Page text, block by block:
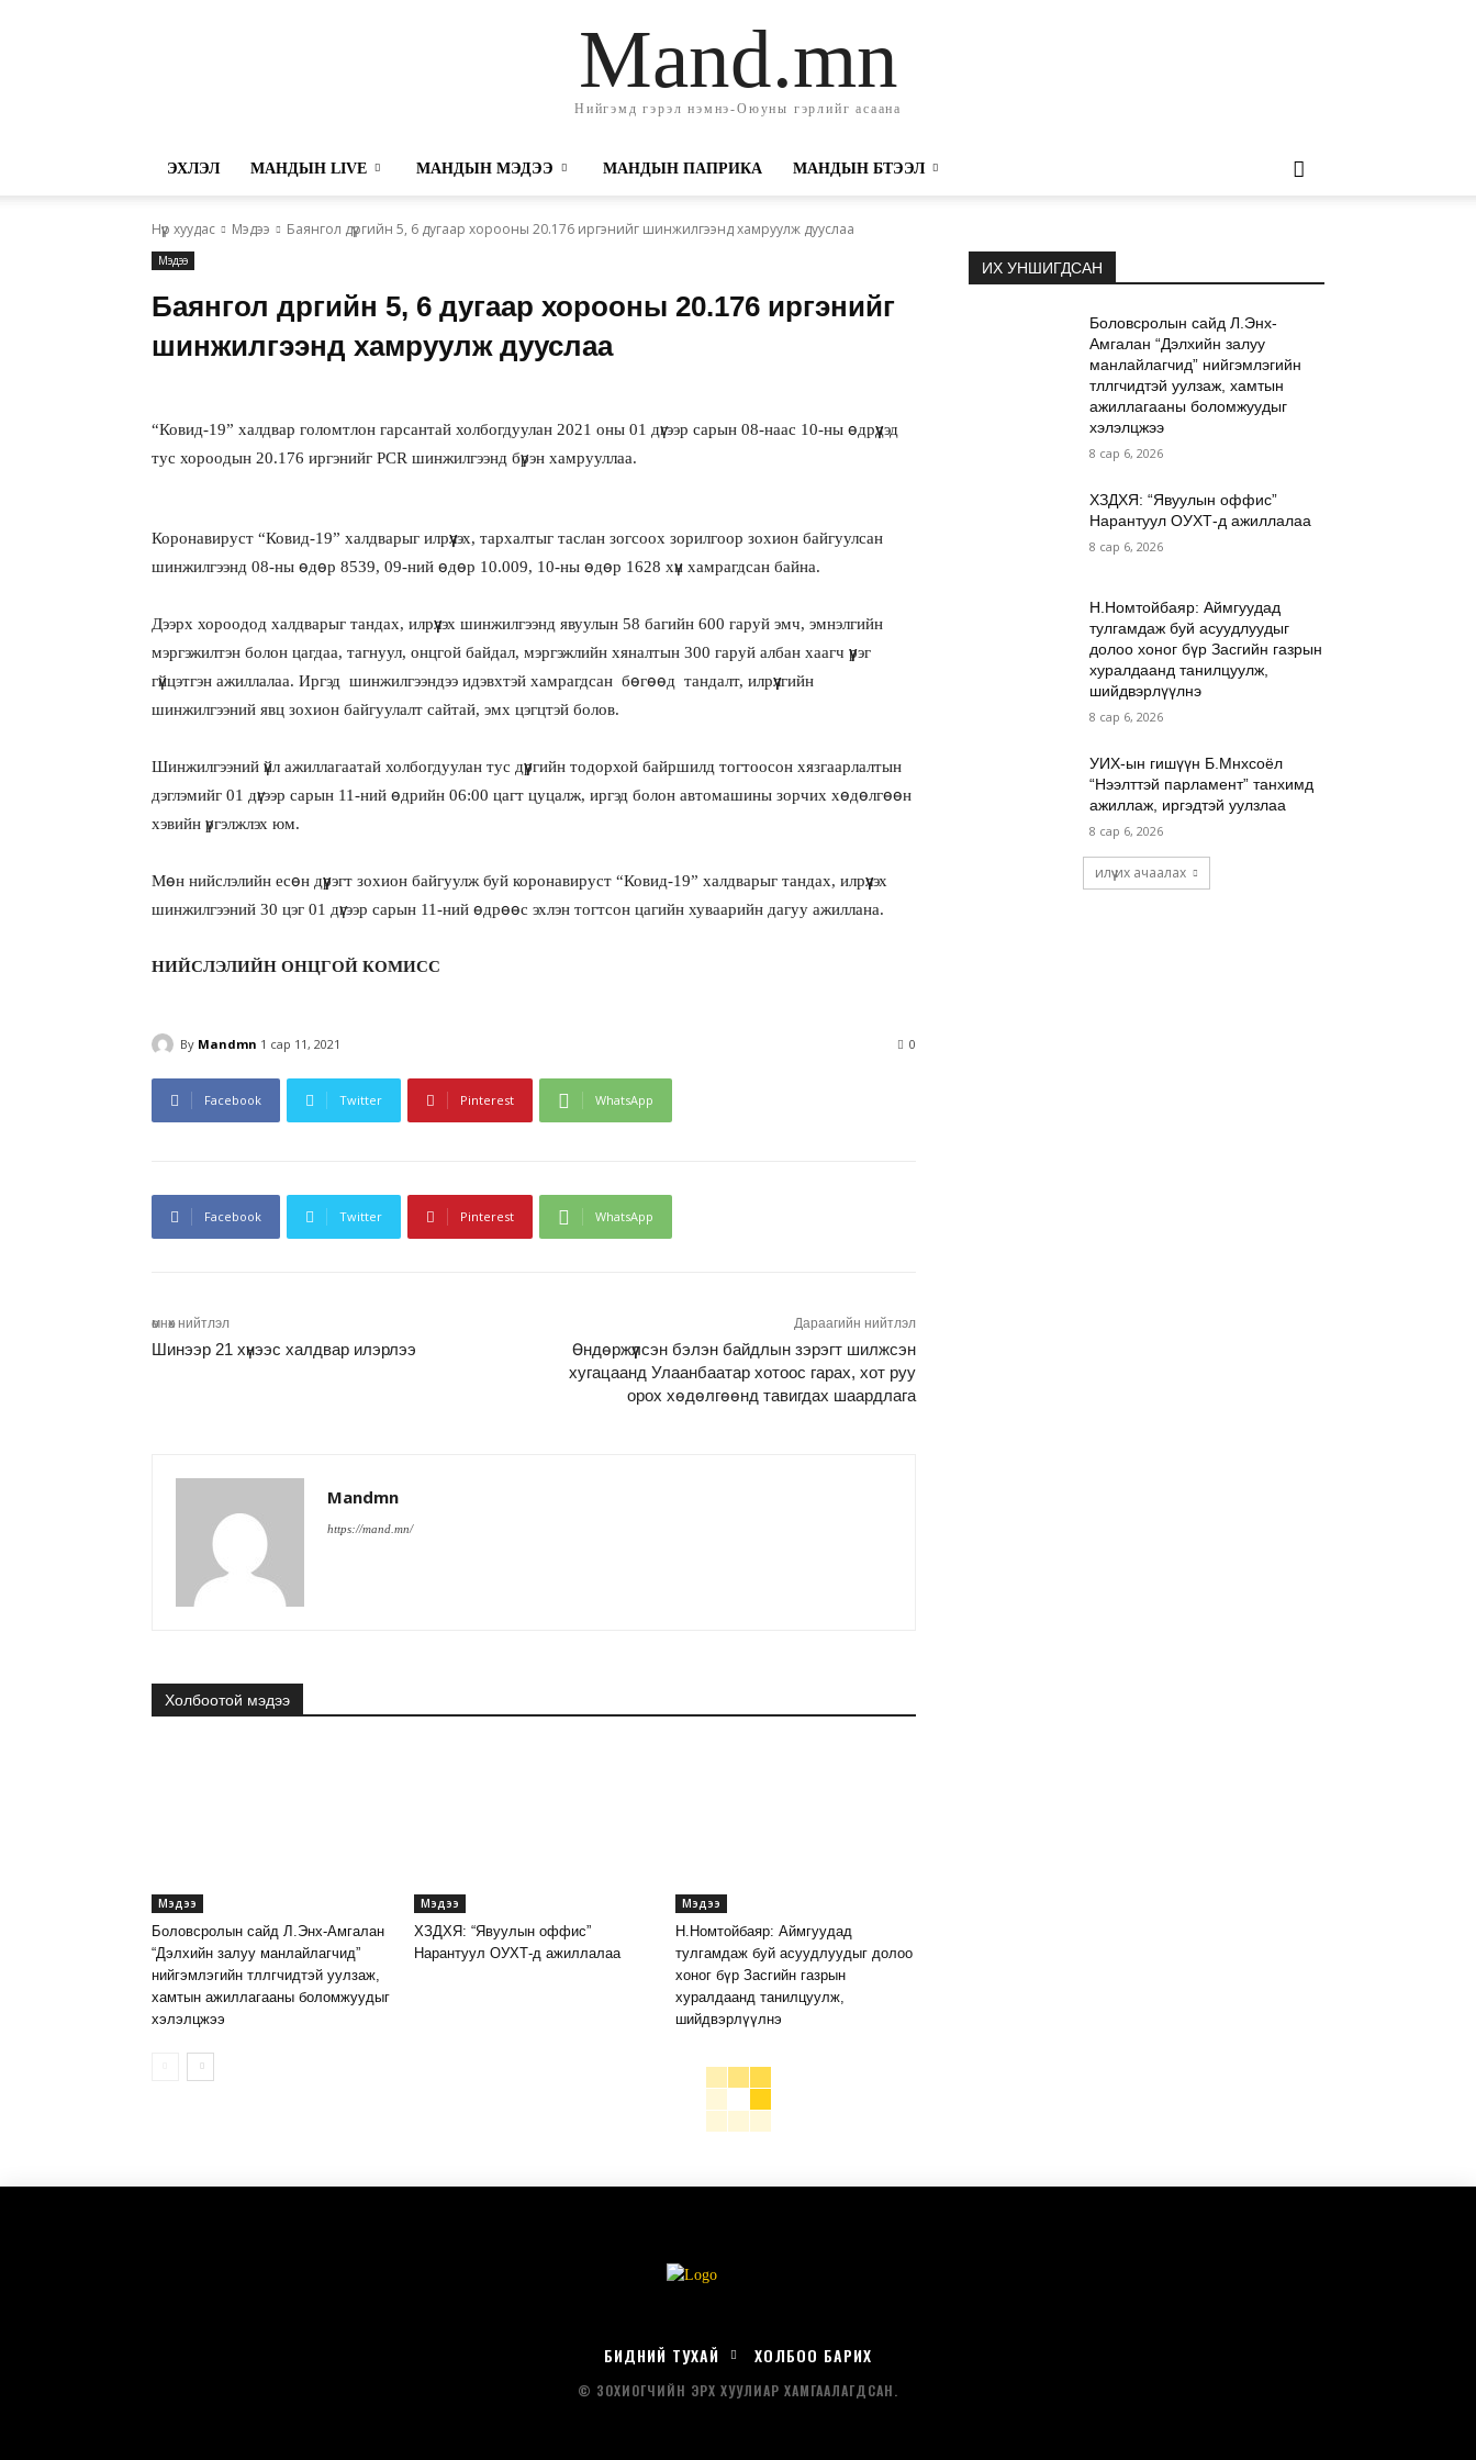
Mand.mn
Нийгэмд гэрэл нэмнэ-Оюуны гэрлийг асаана
ЭХЛЭЛ МАНДЫН LIVE МАНДЫН МЭДЭЭ МАНДЫН ПАПРИКА МАНДЫН БҮТЭЭЛ
Нүүр хуудас Мэдээ Баянгол дүүргийн 5, 6 дугаар хорооны 20.176 иргэнийг шинжилгээнд хамруулж дууслаа
Мэдээ
Баянгол дүүргийн 5, 6 дугаар хорооны 20.176 иргэнийг
шинжилгээнд хамруулж дууслаа
“Ковид-19” халдвар голомтлон гарсантай холбогдуулан 2021 оны 01 дүгээр сарын 08-наас 10-ны өдрүүдэд
тус хороодын 20.176 иргэнийг PCR шинжилгээнд бүрэн хамрууллаа.
Коронавируст “Ковид-19” халдварыг илрүүлэх, тархалтыг таслан зогсоох зорилгоор зохион байгуулсан
шинжилгээнд 08-ны өдөр 8539, 09-ний өдөр 10.009, 10-ны өдөр 1628 хүн хамрагдсан байна.
Дээрх хороодод халдварыг тандах, илрүүлэх шинжилгээнд явуулын 58 багийн 600 гаруй эмч, эмнэлгийн
мэргэжилтэн болон цагдаа, тагнуул, онцгой байдал, мэргэжлийн хяналтын 300 гаруй албан хаагч үүрэг
гүйцэтгэн ажиллалаа. Иргэд шинжилгээндээ идэвхтэй хамрагдсан бөгөөд тандалт, илрүүлгийн
шинжилгээний явц зохион байгуулалт сайтай, эмх цэгцтэй болов.
Шинжилгээний үйл ажиллагаатай холбогдуулан тус дүүргийн тодорхой байршилд тогтоосон хязгаарлалтын
дэглэмийг 01 дүгээр сарын 11-ний өдрийн 06:00 цагт цуцалж, иргэд болон автомашины зорчих хөдөлгөөн
хэвийн үргэлжлэх юм.
Мөн нийслэлийн есөн дүүрэгт зохион байгуулж буй коронавируст “Ковид-19” халдварыг тандах, илрүүлэх
шинжилгээний 30 цэг 01 дүгээр сарын 11-ний өдрөөс эхлэн тогтсон цагийн хуваарийн дагуу ажиллана.
НИЙСЛЭЛИЙН ОНЦГОЙ КОМИСС
By Mandmn 1 сар 11, 2021 0
Facebook Twitter Pinterest WhatsApp
Facebook Twitter Pinterest WhatsApp
өмнөх нийтлэл
Шинээр 21 хүнээс халдвар илэрлээ
Дараагийн нийтлэл
Өндөржүүлсэн бэлэн байдлын зэрэгт шилжсэн
хугацаанд Улаанбаатар хотоос гарах, хот руу
орох хөдөлгөөнд тавигдах шаардлага
Mandmn
https://mand.mn/
Холбоотой мэдээ
Мэдээ
Боловсролын сайд Л.Энх-Амгалан
“Дэлхийн залуу манлайлагчид”
нийгэмлэгийн төлөөлөгчидтэй уулзаж,
хамтын ажиллагааны боломжуудыг
хэлэлцжээ
Мэдээ
ХЗДХЯ: “Явуулын оффис”
Нарантуул ОУХТ-д ажиллалаа
Мэдээ
Н.Номтойбаяр: Аймгуудад
тулгамдаж буй асуудлуудыг долоо
хоног бүр Засгийн газрын
хуралдаанд танилцуулж,
шийдвэрлүүлнэ
ИХ УНШИГДСАН
Боловсролын сайд Л.Энх-
Амгалан “Дэлхийн залуу
манлайлагчид” нийгэмлэгийн
төлөөлөгчидтэй уулзаж, хамтын
ажиллагааны боломжуудыг
хэлэлцжээ
8 сар 6, 2026
ХЗДХЯ: “Явуулын оффис”
Нарантуул ОУХТ-д ажиллалаа
8 сар 6, 2026
Н.Номтойбаяр: Аймгуудад
тулгамдаж буй асуудлуудыг
долоо хоног бүр Засгийн газрын
хуралдаанд танилцуулж,
шийдвэрлүүлнэ
8 сар 6, 2026
УИХ-ын гишүүн Б.Мөнхсоёл
“Нээлттэй парламент” танхимд
ажиллаж, иргэдтэй уулзлаа
8 сар 6, 2026
илүү их ачаалах
БИДНИЙ ТУХАЙ ХОЛБОО БАРИХ
© ЗОХИОГЧИЙН ЭРХ ХУУЛИАР ХАМГААЛАГДСАН.